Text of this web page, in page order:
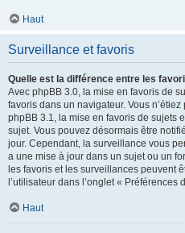
Haut
Surveillance et favoris
Quelle est la différence entre les
Avec phpBB 3.0, la mise en favoris de
favoris dans un navigateur. Vous
phpBB 3.1, la mise en favoris de sujets
sujet. Vous pouvez désormais être
jour. Cependant, la surveillance vous
a une mise à jour dans un sujet ou un
les favoris et les surveillances peuvent
l’utilisateur dans l’onglet « Préférences
Haut